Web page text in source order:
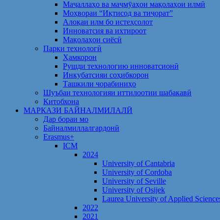
Маҷаллаҳо ва маҷмӯаҳои мақолаҳои илмӣ
Моҳвораи “Иқтисод ва тиҷорат”
Алоқаи илм бо истеҳсолот
Инноватсия ва ихтироот
Мақолаҳои сиёсӣ
Парки технологӣ
Ҳамкорон
Рушди технологию инноватсионӣ
Инкубатсияи соҳибкорон
Ташкили чорабиниҳо
Шуъбаи технологияи иттилоотии шабакавӣ
Китобхона
МАРКАЗИ БАЙНАЛМИЛАЛӢ
Дар бораи мо
Байналмиллалгардонӣ
Erasmus+
ICM
2024
University of Cantabria
University of Cordoba
University of Seville
University of Osijek
Laurea University of Applied
2022
2021